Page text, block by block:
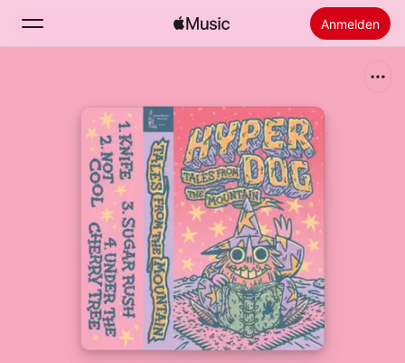
Anmelden
Startseite
Apple Music installieren